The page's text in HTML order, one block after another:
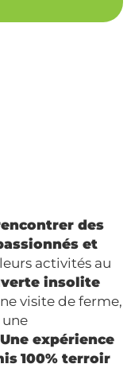
des
et
activités au
insolite
visite de ferme,
Une expérience
100% terroir